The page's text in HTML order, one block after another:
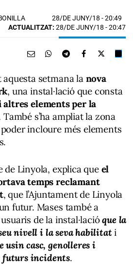
28/DE JUNY/18 - 20:49
ACTUALITZAT: 28/DE JUNY/18 - 20:47
setmana la nova
, una instal·lació que consta
altres elements per la
També s’ha ampliat la zona
incloure més elements
de Linyola, explica que el
temps reclamant
, que l’Ajuntament de Linyola
futur. Mases també a
de la instal·lacióque la
nivell i la seva habilitati
usin casc, genolleres i
futurs incidents.